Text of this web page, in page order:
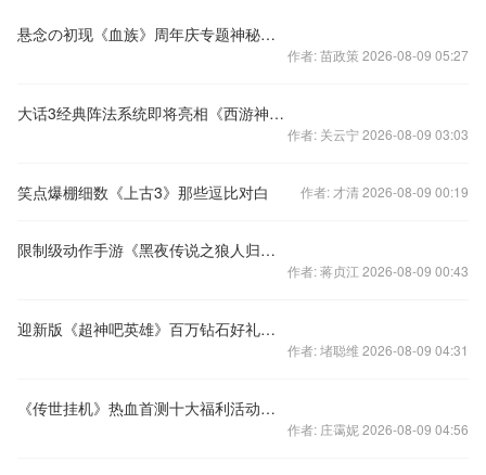
悬念の初现《血族》周年庆专题神秘上线
作者: 苗政策 2026-08-09 05:27
大话3经典阵法系统即将亮相《西游神魔决》
作者: 关云宁 2026-08-09 03:03
笑点爆棚细数《上古3》那些逗比对白 作者: 才清 2026-08-09 00:19
限制级动作手游《黑夜传说之狼人归来》王者降临
作者: 蒋贞江 2026-08-09 00:43
迎新版《超神吧英雄》百万钻石好礼馈赠新老用户
作者: 堵聪维 2026-08-09 04:31
《传世挂机》热血首测十大福利活动大放送
作者: 庄霭妮 2026-08-09 04:56